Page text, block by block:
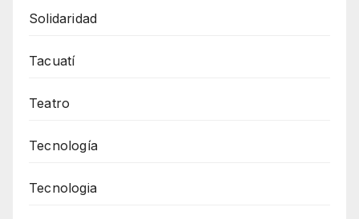
Solidaridad
Tacuatí
Teatro
Tecnología
Tecnologia